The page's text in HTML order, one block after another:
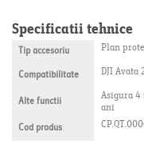
Specificatii tehnice
Tip accesoriu Plan
Compatibilitate DJI Avata
Alte functii Asigura
ani
Cod produs